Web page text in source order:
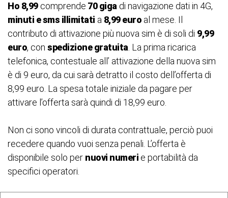
Ho 8,99comprende 70 gigadi navigazione dati in 4G,
minuti e sms illimitati a 8,99 euro al mese. Il
contributo di attivazione più nuova sim è di soli di 9,99
euro, con spedizione gratuita. La prima ricarica
telefonica, contestuale all’ attivazione della nuova sim
è di 9 euro, da cui sarà detratto il costo dell’offerta di
8,99 euro. La spesa totale iniziale da pagare per
attivare l’offerta sarà quindi di 18,99 euro.
Non ci sono vincoli di durata contrattuale, perciò puoi
recedere quando vuoi senza penali. L’offerta è
disponibile solo per nuovi numeri e portabilità da
specifici operatori.